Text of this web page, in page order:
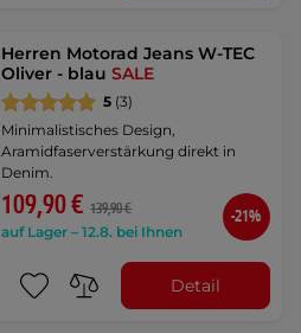
Herren Motorad Jeans W-TEC
Oliver - blauSALE
5 (3)
Minimalistisches Design,
Aramidfaserverstärkung direkt in
Denim.
109,90 € 139,90 €
auf Lager – 12.8. bei Ihnen
-21%
Detail